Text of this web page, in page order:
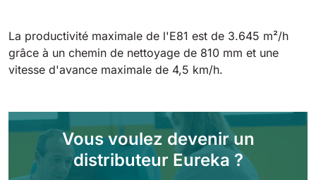
550 mm 2200 m²/h
E61
2625 m²/h
Rider 1201
Rider Lift
1200 mm 7865 m²/h
La productivité maximale de l'E81 est de 3.645 m²/h
grâce à un chemin de nettoyage de 810 mm et une
vitesse d'avance maximale de 4,5 km/h.
Vous voulez devenir un
distributeur Eureka ?